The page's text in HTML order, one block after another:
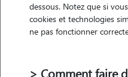
• 29 ans
chez le Pet Sitter
dessous. Notez que si
cookies et technologies
ne pas fonctionner
> Comment faire